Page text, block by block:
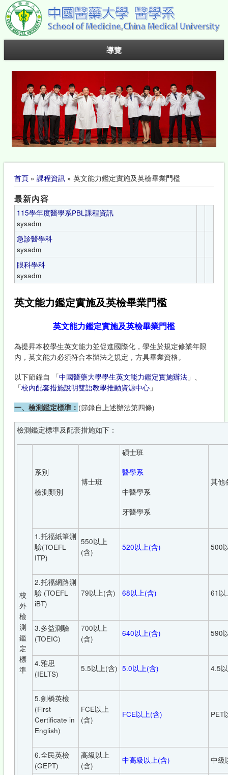
導覽
您在這裡
首頁» 課程資訊» 英文能力鑑定實施及英檢畢業門檻
最新內容
115學年度醫學系PBL課程資訊
sysadm
急診醫學科
sysadm
眼科學科
sysadm
英文能力鑑定實施及英檢畢業門檻
英文能力鑑定實施及英檢畢業門檻
為提昇本校學生英文能力並促進國際化，學生於規定修業年限
內，英文能力必須符合本辦法之規定，方具畢業資格。
以下節錄自 「中國醫藥大學學生英文能力鑑定實施辦法」、
「校內配套措施說明雙語教學推動資源中心」
一、檢測鑑定標準： (節錄自上述辦法第四條)
檢測鑑定標準及配套措施如下：
校
外
檢
測
鑑
定
標
準
系別
檢測類別
博士班
碩士班
醫學系
中醫學系
牙醫學系
其他
1.托福紙筆測
驗(TOEFL
ITP)
550以上
(含)
520以上(含) 500
2.托福網路測
驗 (TOEFL
iBT)
79以上(含) 68以上(含) 61以
3.多益測驗
(TOEIC)
700以上
(含)
640以上(含) 590
4.雅思
(IELTS)
5.5以上(含) 5.0以上(含) 4.5
5.劍橋英檢
(First
Certificate in
English)
FCE以上
(含)
FCE以上(含) PET
6.全民英檢
(GEPT)
高級以上
(含)
中高級以上(含) 中級